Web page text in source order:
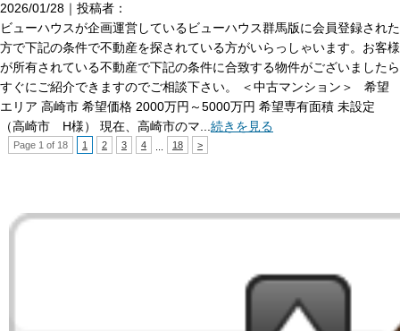
2026/01/28｜投稿者：
ビューハウスが企画運営しているビューハウス群馬版に会員登録された
方で下記の条件で不動産を探されている方がいらっしゃいます。お客様
が所有されている不動産で下記の条件に合致する物件がございましたら
すぐにご紹介できますのでご相談下さい。 ＜中古マンション＞ 希望
エリア 高崎市 希望価格 2000万円～5000万円 希望専有面積 未設定
（高崎市 H様） 現在、高崎市のマ... 続きを見る
Page 1 of 18 1 2 3 4 18 >